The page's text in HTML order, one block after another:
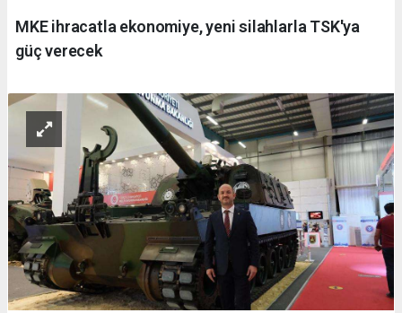
MKE ihracatla ekonomiye, yeni silahlarla TSK'ya
güç verecek